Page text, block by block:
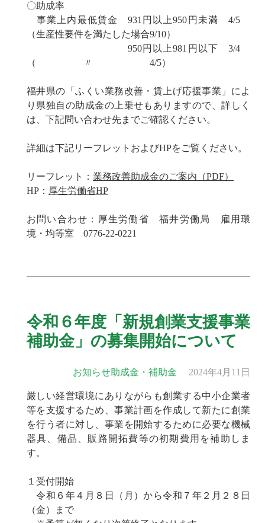
〇助成率
事業上内最低賃金 931円以上950円未満 4/5
（生産性要件を満たした場合9/10）
950円以上981円以下 3/4
（ 〃 4/5）
福井県の「ふくい業務改善・賃上げ応援事業」によ
り県独自の助成金の上乗せもありますので、詳しく
は、下記問い合わせ先までご確認ください。
詳細は下記リーフレットおよびHPをご覧ください。
リーフレット： 業務改善助成金のご案内（PDF）
HP： 厚生労働省HP
お問い合わせ：厚生労働省 福井労働局 雇用環
境・均等室 0776-22-0221
令和６年度「新規創業支援事業
補助金」の募集開始について
お知らせ助成金・補助金 2024年4月11日
厳しい経営環境にありながらも創業する中小企業者
等を支援するため、事業計画を作成して新たに創業
を行う者に対し、事業を開始するために必要な機械
器具、備品、販路開拓費等の初期費用を補助しま
す。
１受付開始
令和６年４月８日（月）から令和７年２月２８日
（金）まで